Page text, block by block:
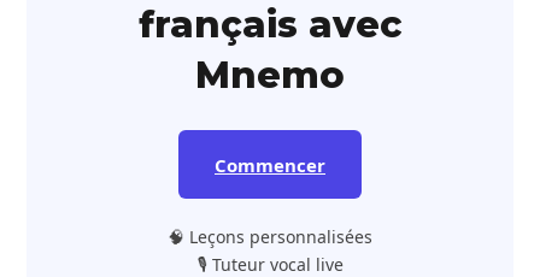
français avec
Mnemo
Commencer
🧠 Leçons personnalisées
🎙️ Tuteur vocal live